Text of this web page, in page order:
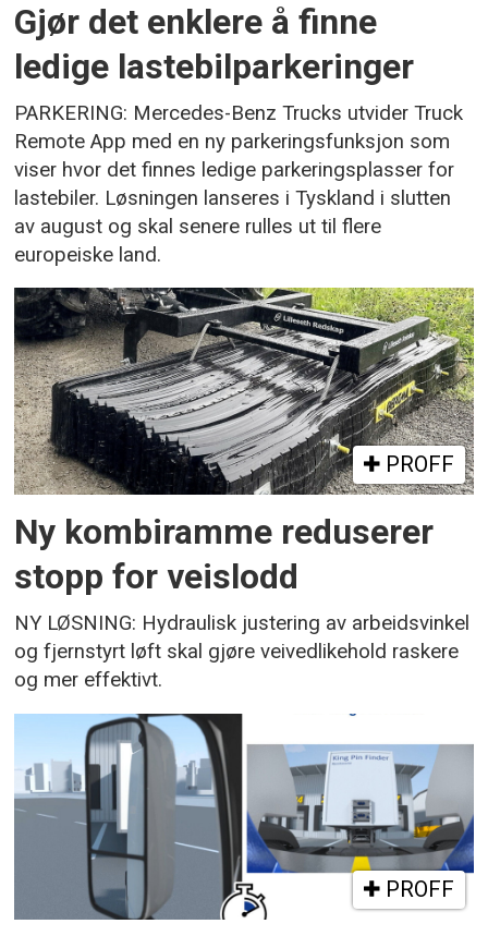
Gjør det enklere å finne
ledige lastebilparkeringer
PARKERING: Mercedes-Benz Trucks utvider Truck
Remote App med en ny parkeringsfunksjon som
viser hvor det finnes ledige parkeringsplasser for
lastebiler. Løsningen lanseres i Tyskland i slutten
av august og skal senere rulles ut til flere
europeiske land.
PROFF
Ny kombiramme reduserer
stopp for veislodd
NY LØSNING: Hydraulisk justering av arbeidsvinkel
og fjernstyrt løft skal gjøre veivedlikehold raskere
og mer effektivt.
PROFF